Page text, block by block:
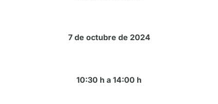
7 de octubre de 2024
10:30 h a 14:00 h